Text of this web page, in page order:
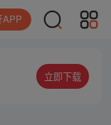
APP
立即下载